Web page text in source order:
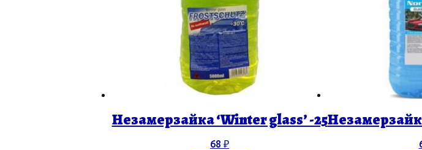
Незамерзайка ‘Winter glass’ -25
68 ₽